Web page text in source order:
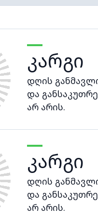
კარგი
დღის
და
არ არის.
კარგი
დღის
და
არ არის.